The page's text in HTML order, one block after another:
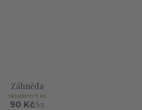
Záhněda
90 Kč/ks
skladem 9 ks